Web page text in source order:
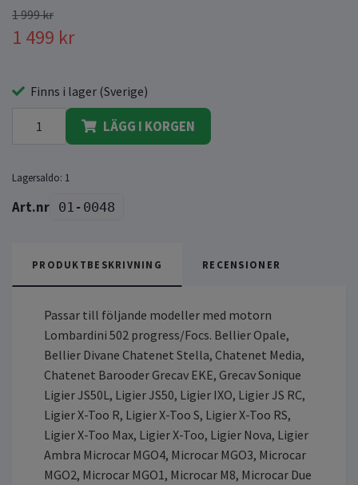
1 999 kr
1 499 kr
Finns i lager (Sverige)
LÄGG I KORGEN
Lagersaldo: 1
01-0048
PRODUKTBESKRIVNING RECENSIONER
Passar till följande modeller med motorn
Lombardini 502 progress/Focs. Bellier Opale,
Bellier Divane Chatenet Stella, Chatenet Media,
Chatenet Barooder Grecav EKE, Grecav Sonique
Ligier JS50L, Ligier JS50, Ligier IXO, Ligier JS RC,
Ligier X-Too R, Ligier X-Too S, Ligier X-Too RS,
Ligier X-Too Max, Ligier X-Too, Ligier Nova, Ligier
Ambra Microcar MGO4, Microcar MGO3, Microcar
MGO2, Microcar MGO1, Microcar M8, Microcar Due